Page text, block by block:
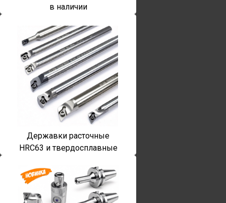
в наличии
Державки расточные
HRC63 и твердосплавные